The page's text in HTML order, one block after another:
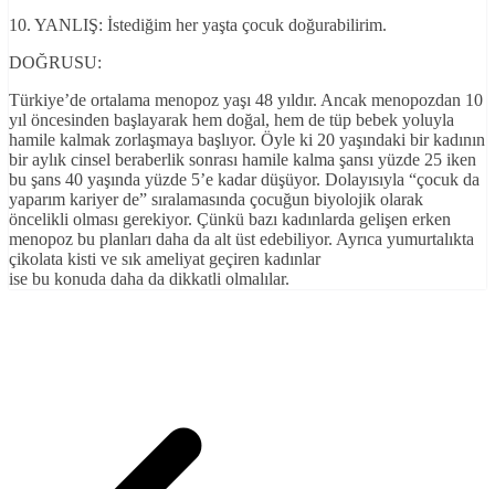
10. YANLIŞ: İstediğim her yaşta çocuk doğurabilirim.
DOĞRUSU:
Türkiye’de ortalama menopoz yaşı 48 yıldır. Ancak menopozdan 10
yıl öncesinden başlayarak hem doğal, hem de tüp bebek yoluyla
hamile kalmak zorlaşmaya başlıyor. Öyle ki 20 yaşındaki bir kadının
bir aylık cinsel beraberlik sonrası hamile kalma şansı yüzde 25 iken
bu şans 40 yaşında yüzde 5’e kadar düşüyor. Dolayısıyla “çocuk da
yaparım kariyer de” sıralamasında çocuğun biyolojik olarak
öncelikli olması gerekiyor. Çünkü bazı kadınlarda gelişen erken
menopoz bu planları daha da alt üst edebiliyor. Ayrıca yumurtalıkta
çikolata kisti ve sık ameliyat geçiren kadınlar
ise bu konuda daha da dikkatli olmalılar.